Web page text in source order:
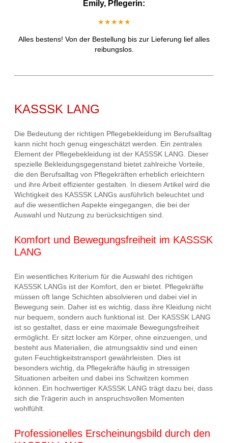
Emily, Pflegerin:
★★★★★
Alles bestens! Von der Bestellung bis zur Lieferung lief alles
reibungslos.
KASSSK LANG
Die Bedeutung der richtigen Pflegebekleidung im Berufsalltag
kann nicht hoch genug eingeschätzt werden. Ein zentrales
Element der Pflegebekleidung ist der KASSSK LANG. Dieser
spezielle Bekleidungsgegenstand bietet zahlreiche Vorteile,
die den Berufsalltag von Pflegekräften erheblich erleichtern
und ihre Arbeit effizienter gestalten. In diesem Artikel wird die
Wichtigkeit des KASSSK LANGs ausführlich beleuchtet und
auf die wesentlichen Aspekte eingegangen, die bei der
Auswahl und Nutzung zu berücksichtigen sind.
Komfort und Bewegungsfreiheit im KASSSK
LANG
Ein wesentliches Kriterium für die Auswahl des richtigen
KASSSK LANGs ist der Komfort, den er bietet. Pflegekräfte
müssen oft lange Schichten absolvieren und dabei viel in
Bewegung sein. Daher ist es wichtig, dass ihre Kleidung nicht
nur bequem, sondern auch funktional ist. Der KASSSK LANG
ist so gestaltet, dass er eine maximale Bewegungsfreiheit
ermöglicht. Er sitzt locker am Körper, ohne einzuengen, und
besteht aus Materialien, die atmungsaktiv sind und einen
guten Feuchtigkeitstransport gewährleisten. Dies ist
besonders wichtig, da Pflegekräfte häufig in stressigen
Situationen arbeiten und dabei ins Schwitzen kommen
können. Ein hochwertiger KASSSK LANG trägt dazu bei, dass
sich die Trägerin auch in anspruchsvollen Momenten
wohlfühlt.
Professionelles Erscheinungsbild durch den